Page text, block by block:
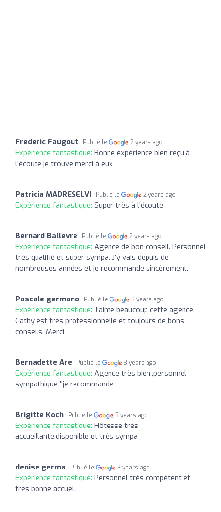
Frederic Faugout Publié le 2 years ago
Expérience fantastique: Bonne expérience bien reçu à
l'écoute je trouve merci à eux
Patricia MADRESELVI Publié le 2 years ago
Expérience fantastique: Super très à l'écoute
Bernard Ballevre Publié le 2 years ago
Expérience fantastique: Agence de bon conseil. Personnel
très qualifié et super sympa. J'y vais depuis de
nombreuses années et je recommande sincèrement.
Pascale germano Publié le 3 years ago
Expérience fantastique: J'aime beaucoup cette agence.
Cathy est très professionnelle et toujours de bons
conseils. Merci
Bernadette Are Publié le 3 years ago
Expérience fantastique: Agence très bien..personnel
sympathique ''je recommande
Brigitte Koch Publié le 3 years ago
Expérience fantastique: Hôtesse très
accueillante,disponible et très sympa
denise germa Publié le 3 years ago
Expérience fantastique: Personnel très compétent et
très bonne accueil